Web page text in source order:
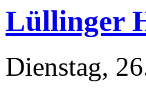
Lüllinger
Dienstag,